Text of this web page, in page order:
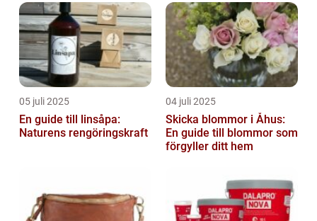
05 juli 2025
En guide till linsåpa:
Naturens rengöringskraft
04 juli 2025
Skicka blommor i Åhus:
En guide till blommor som
förgyller ditt hem